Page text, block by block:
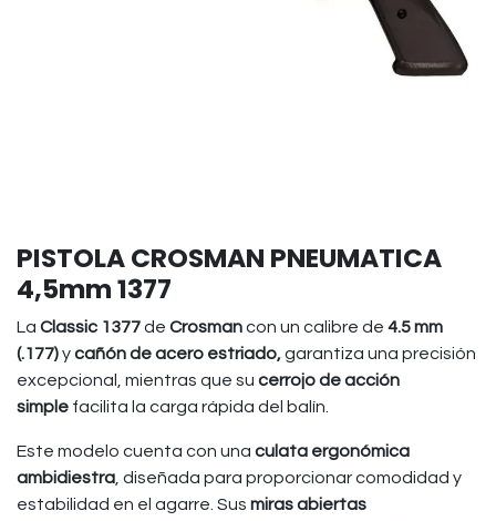
PISTOLA CROSMAN PNEUMATICA
4,5mm 1377
La Classic 1377de Crosmancon un calibre de 4.5 mm
(.177)ycañón de acero estriado,garantiza una precisión
excepcional, mientras que su cerrojo de acción
simple facilita la carga rápida del balín.
Este modelo cuenta con una culata ergonómica
ambidiestra , diseñada para proporcionar comodidad y
estabilidad en el agarre. Sus miras abiertas